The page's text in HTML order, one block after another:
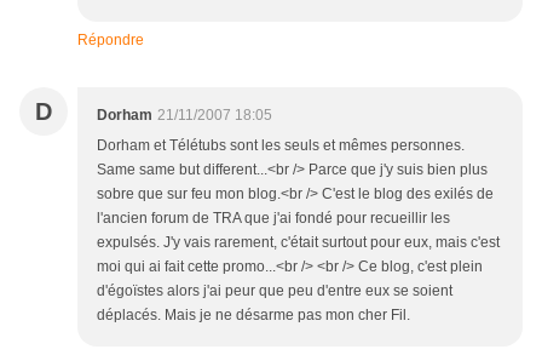
Répondre
D Dorham 21/11/2007 18:05
Dorham et Télétubs sont les seuls et mêmes personnes.
Same same but different...<br /> Parce que j'y suis bien plus
sobre que sur feu mon blog.<br /> C'est le blog des exilés de
l'ancien forum de TRA que j'ai fondé pour recueillir les
expulsés. J'y vais rarement, c'était surtout pour eux, mais c'est
moi qui ai fait cette promo...<br /> <br /> Ce blog, c'est plein
d'égoïstes alors j'ai peur que peu d'entre eux se soient
déplacés. Mais je ne désarme pas mon cher Fil.